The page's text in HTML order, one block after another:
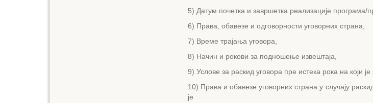
5) Датум почетка и завршетка реализације програма/
6) Права, обавезе и одговорности уговорних страна,
7) Време трајања уговора,
8) Начин и рокови за подношење извештаја,
9) Услове за раскид уговора пре истека рока на који је
10) Права и обавезе уговорних страна у случају
је